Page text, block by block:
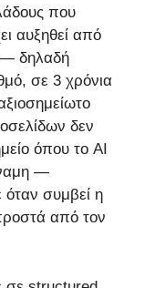
που
αυξηθεί από
— δηλαδή
σε 3 χρόνια
δεν
όπου το AI
—
συμβεί η
από τον